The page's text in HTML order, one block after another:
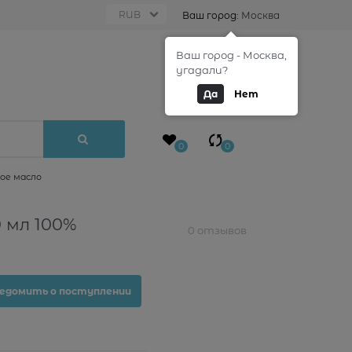
Ваш город: Москва
0
0 0
масло
100%
о поступлении
0 отзывов
Ваш город - Москва,
угадали?
Да Нет